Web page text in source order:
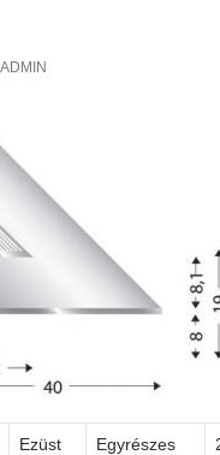
ADMIN
Ezüst Egyrészes